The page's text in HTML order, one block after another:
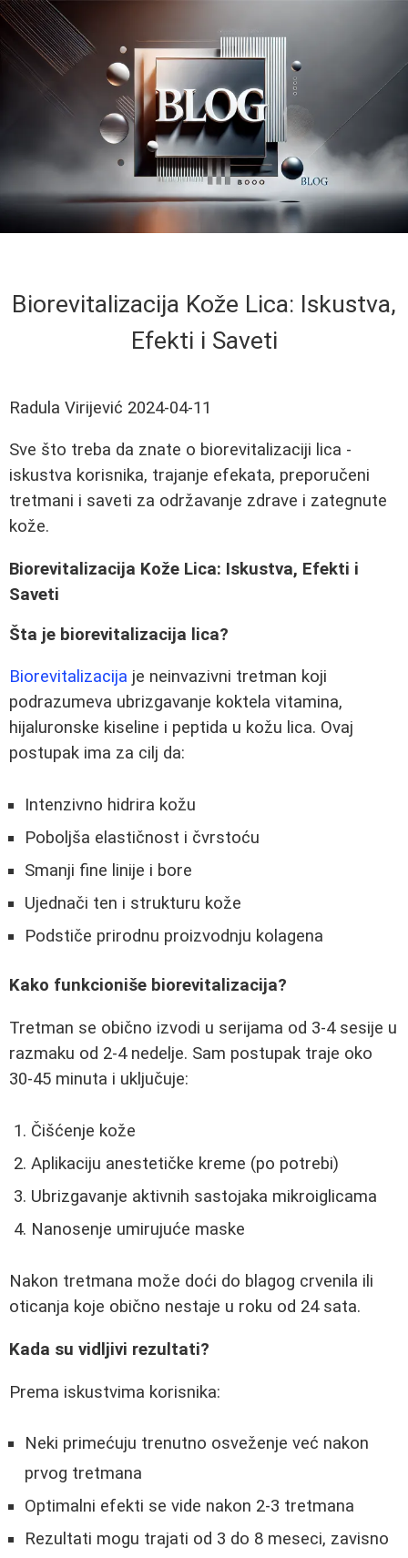
Biorevitalizacija Kože Lica: Iskustva,
Efekti i Saveti
Radula Virijević 2024-04-11
Sve što treba da znate o biorevitalizaciji lica -
iskustva korisnika, trajanje efekata, preporučeni
tretmani i saveti za održavanje zdrave i zategnute
kože.
Biorevitalizacija Kože Lica: Iskustva, Efekti i
Saveti
Šta je biorevitalizacija lica?
Biorevitalizacija je neinvazivni tretman koji
podrazumeva ubrizgavanje koktela vitamina,
hijaluronske kiseline i peptida u kožu lica. Ovaj
postupak ima za cilj da:
Intenzivno hidrira kožu
Poboljša elastičnost i čvrstoću
Smanji fine linije i bore
Ujednači ten i strukturu kože
Podstiče prirodnu proizvodnju kolagena
Kako funkcioniše biorevitalizacija?
Tretman se obično izvodi u serijama od 3-4 sesije u
razmaku od 2-4 nedelje. Sam postupak traje oko
30-45 minuta i uključuje:
Čišćenje kože
Aplikaciju anestetičke kreme (po potrebi)
Ubrizgavanje aktivnih sastojaka mikroiglicama
Nanosenje umirujuće maske
Nakon tretmana može doći do blagog crvenila ili
oticanja koje obično nestaje u roku od 24 sata.
Kada su vidljivi rezultati?
Prema iskustvima korisnika:
Neki primećuju trenutno osveženje već nakon
prvog tretmana
Optimalni efekti se vide nakon 2-3 tretmana
Rezultati mogu trajati od 3 do 8 meseci, zavisno